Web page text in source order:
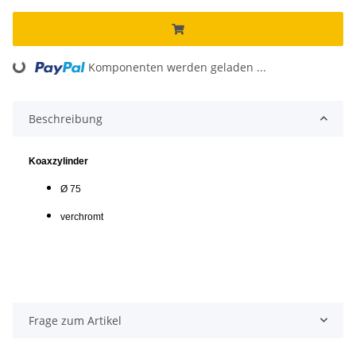
Loading... Komponenten werden geladen ...
Beschreibung
Koaxzylinder
Ø 75
verchromt
Frage zum Artikel